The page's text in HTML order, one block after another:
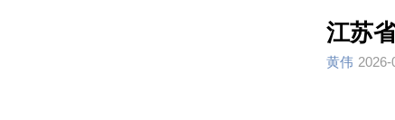
江苏
黄伟 2026-